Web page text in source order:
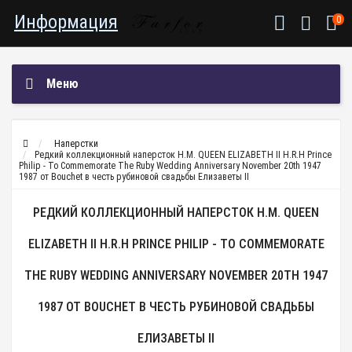
Информация 0
Меню
Наперстки
Редкий коллекционный наперсток H.M. QUEEN ELIZABETH II H.R.H Prince
Philip - To Commemorate The Ruby Wedding Anniversary November 20th 1947
1987 от Bouchet в честь рубиновой свадьбы Елизаветы II
РЕДКИЙ КОЛЛЕКЦИОННЫЙ НАПЕРСТОК H.M. QUEEN
ELIZABETH II H.R.H PRINCE PHILIP - TO COMMEMORATE
THE RUBY WEDDING ANNIVERSARY NOVEMBER 20TH 1947
1987 ОТ BOUCHET В ЧЕСТЬ РУБИНОВОЙ СВАДЬБЫ
ЕЛИЗАВЕТЫ II